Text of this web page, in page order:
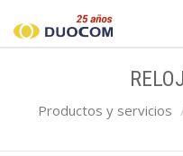
Productos y servicios